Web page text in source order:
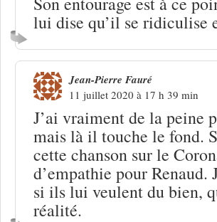
lui dise qu’il se ridiculise
Jean-Pierre Fauré
11 juillet 2020 à 17 h 39 min
J’ai vraiment de la peine
mais là il touche le fond.
cette chanson sur le
d’empathie pour
si ils lui veulent du bien,
réalité.